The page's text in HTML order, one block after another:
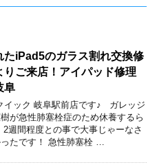
たiPad5のガラス割れ交換修
りご来店！アイパッド修理
阜
イック 岐阜駅前店です♪ ガレッジ
が急性肺塞栓症のため休養するら
2週間程度との事で大事じゃーなさ
たです！ 急性肺塞栓 …